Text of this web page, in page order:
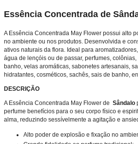
Essência Concentrada de
A Essência Concentrada May Flower possui alto
no ambiente ou nos produtos. Desenvolvida e
ativos naturais da flora. Ideal para
água de lençóis ou de passar, perfumes,
banho, velas aromáticas, sabonetes artesanais,
hidratantes, cosméticos, sachês, sais de banho,
DESCRIÇÃO
A Essência Concentrada May Flower de Sândalo
perfume benefícios para o seu corpo físico e
alma, reduzindo sessívelmente a agitação e
Alto poder de explosão e fixação no